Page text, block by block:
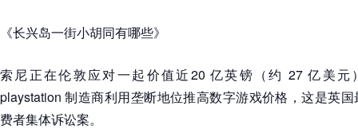
《长兴岛一街小胡同有哪些》
索尼正在伦敦应对一起价值近20 亿英镑（约 27 亿美元
playstation 制造商利用垄断地位推高数字游戏价格，这是英
费者集体诉讼案。